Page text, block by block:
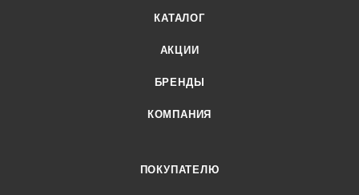
КАТАЛОГ
АКЦИИ
БРЕНДЫ
КОМПАНИЯ
ПОКУПАТЕЛЮ